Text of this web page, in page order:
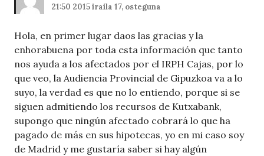
21:50 2015 iraila 17, osteguna
Hola, en primer lugar daos las gracias y la
enhorabuena por toda esta información que tanto
nos ayuda a los afectados por el IRPH Cajas, por lo
que veo, la Audiencia Provincial de Gipuzkoa va a lo
suyo, la verdad es que no lo entiendo, porque si se
siguen admitiendo los recursos de Kutxabank,
supongo que ningún afectado cobrará lo que ha
pagado de más en sus hipotecas, yo en mi caso soy
de Madrid y me gustaría saber si hay algún